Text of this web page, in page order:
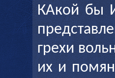
КАкой бы
грехи
их и